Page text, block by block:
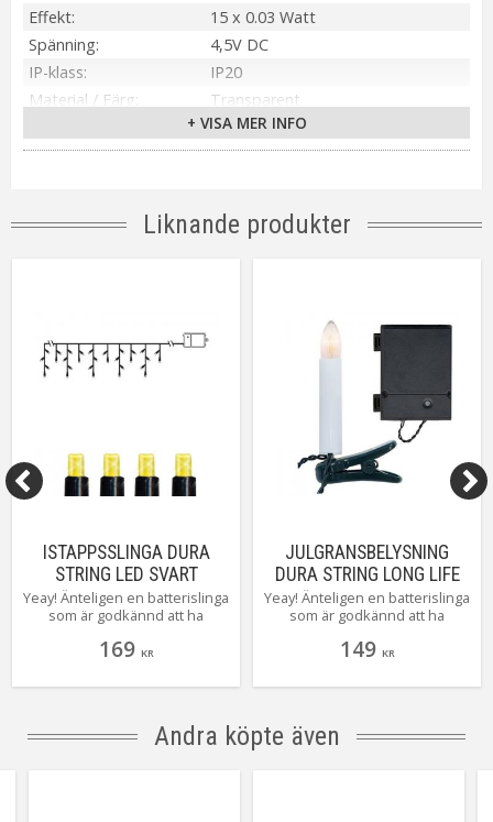
Effekt
15 x 0.03 Watt
Spänning
4,5V DC
IP-klass
IP20
Material / Färg
Transparent
Ingår 3 mm LED
Sockel
Ej utbytbar ljuskälla
ca. 5000 h
Repeterande: på 6h/av 18h
Tillverkare
Star Trading AB
+ VISA MER INFO
Liknande produkter
ISTAPPSSLINGA DURA
STRING LED SVART
Yeay! Änteligen en batterislinga
som är godkännd att ha
du snabbt och enkelt på din
Med den inbyggda timern styrs
169 KR
JULGRANSBELYSNING
DURA STRING LONG LIFE
16LED UTOMHUS
Yeay! Änteligen en batterislinga
som är godkännd att ha
du snabbt och enkelt på din
Med den inbyggda timern styrs
149 KR
Andra köpte även